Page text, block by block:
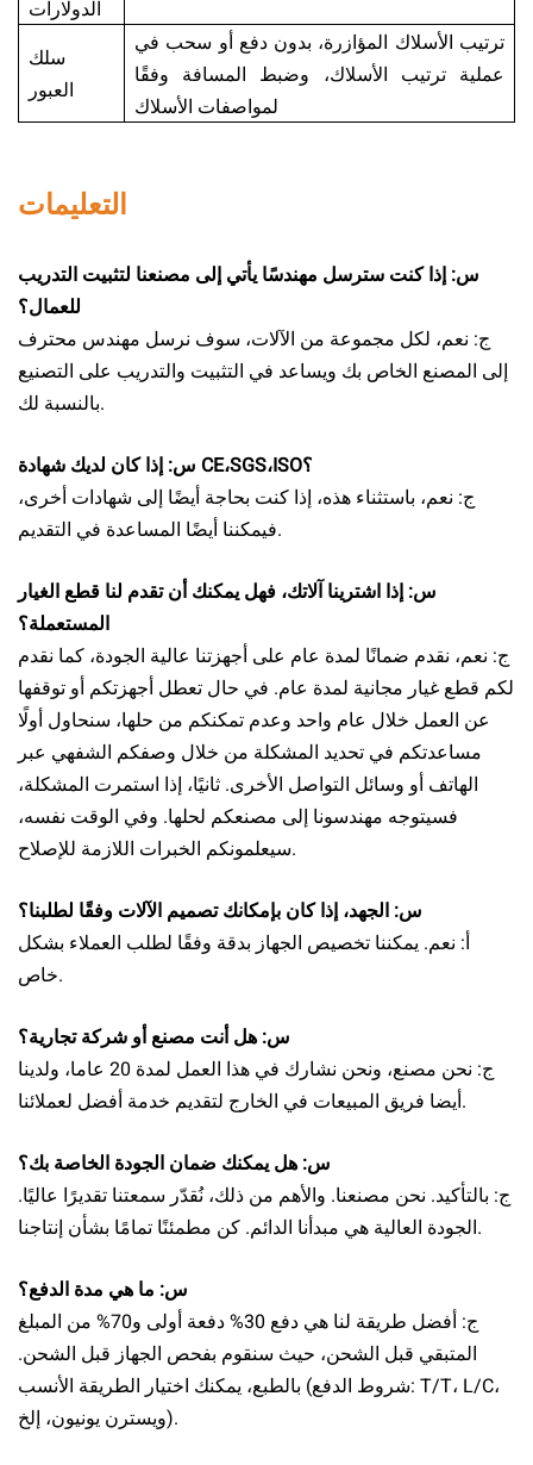
الدولارات
سلك
العبور
ترتيب الأسلاك المؤازرة، بدون دفع أو سحب في
عملية ترتيب الأسلاك، وضبط المسافة وفقًا
لمواصفات الأسلاك
التعليمات
س: إذا كنت سترسل مهندسًا يأتي إلى مصنعنا لتثبيت التدريب
للعمال؟
ج: نعم، لكل مجموعة من الآلات، سوف نرسل مهندس محترف
إلى المصنع الخاص بك ويساعد في التثبيت والتدريب على التصنيع
بالنسبة لك.
س: إذا كان لديك شهادة CE،SGS،ISO؟
ج: نعم، باستثناء هذه، إذا كنت بحاجة أيضًا إلى شهادات أخرى،
فيمكننا أيضًا المساعدة في التقديم.
س: إذا اشترينا آلاتك، فهل يمكنك أن تقدم لنا قطع الغيار
المستعملة؟
ج: نعم، نقدم ضمانًا لمدة عام على أجهزتنا عالية الجودة، كما نقدم
لكم قطع غيار مجانية لمدة عام. في حال تعطل أجهزتكم أو توقفها
عن العمل خلال عام واحد وعدم تمكنكم من حلها، سنحاول أولًا
مساعدتكم في تحديد المشكلة من خلال وصفكم الشفهي عبر
الهاتف أو وسائل التواصل الأخرى. ثانيًا، إذا استمرت المشكلة،
فسيتوجه مهندسونا إلى مصنعكم لحلها. وفي الوقت نفسه،
سيعلمونكم الخبرات اللازمة للإصلاح.
س: الجهد، إذا كان بإمكانك تصميم الآلات وفقًا لطلبنا؟
أ: نعم. يمكننا تخصيص الجهاز بدقة وفقًا لطلب العملاء بشكل
خاص.
س: هل أنت مصنع أو شركة تجارية؟
ج: نحن مصنع، ونحن نشارك في هذا العمل لمدة 20 عاما، ولدينا
أيضا فريق المبيعات في الخارج لتقديم خدمة أفضل لعملائنا.
س: هل يمكنك ضمان الجودة الخاصة بك؟
ج: بالتأكيد. نحن مصنعنا. والأهم من ذلك، نُقدّر سمعتنا تقديرًا عاليًا.
الجودة العالية هي مبدأنا الدائم. كن مطمئنًا تمامًا بشأن إنتاجنا.
س: ما هي مدة الدفع؟
ج: أفضل طريقة لنا هي دفع 30% دفعة أولى و70% من المبلغ
المتبقي قبل الشحن، حيث سنقوم بفحص الجهاز قبل الشحن.
بالطبع، يمكنك اختيار الطريقة الأنسب (شروط الدفع: T/T، L/C،
ويسترن يونيون، إلخ).